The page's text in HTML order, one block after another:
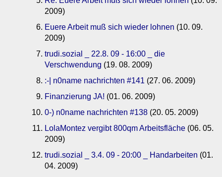
2009)
Euere Arbeit muß sich wieder lohnen (10. 09.
2009)
trudi.sozial _ 22.8. 09 - 16:00 _ die
Verschwendung (19. 08. 2009)
:-| n0name nachrichten #141 (27. 06. 2009)
Finanzierung JA! (01. 06. 2009)
0-) n0name nachrichten #138 (20. 05. 2009)
LolaMontez vergibt 800qm Arbeitsfläche (06. 05.
2009)
trudi.sozial _ 3.4. 09 - 20:00 _ Handarbeiten (01.
04. 2009)